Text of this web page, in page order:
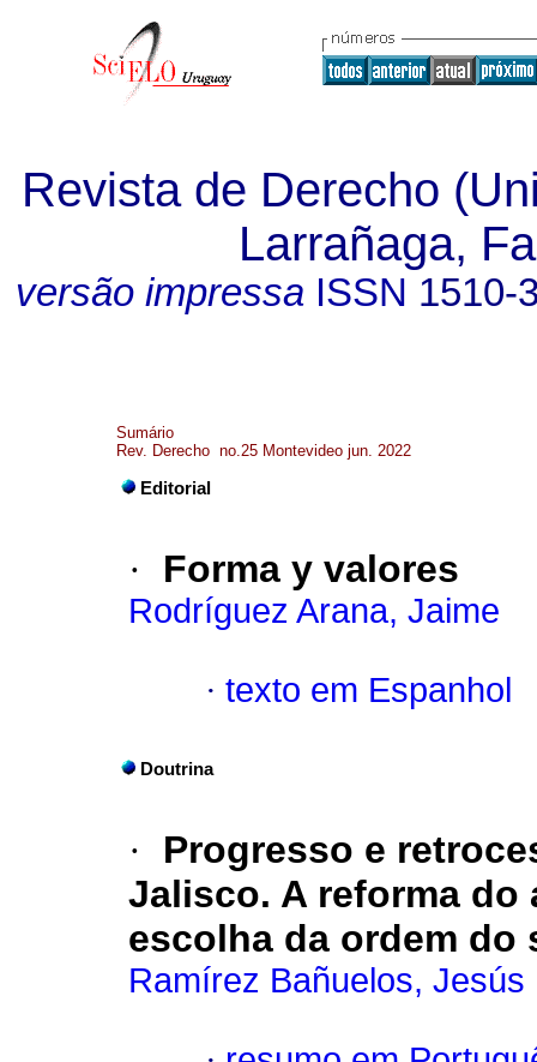
Revista de Derecho
Larrañaga,
versão impressa ISSN 1510-
Sumário
Rev. Derecho no.25 Montevideo jun. 2022
Editorial
· Forma y valores
Rodríguez Arana, Jaime
· texto em Espanhol
Doutrina
·
Progresso e
Jalisco. A reforma
escolha da ordem do
Ramírez Bañuelos, Jesús